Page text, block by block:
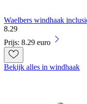
Waelbers windhaak
8.29
Prijs: 8.29 euro
Bekijk alles in windhaak